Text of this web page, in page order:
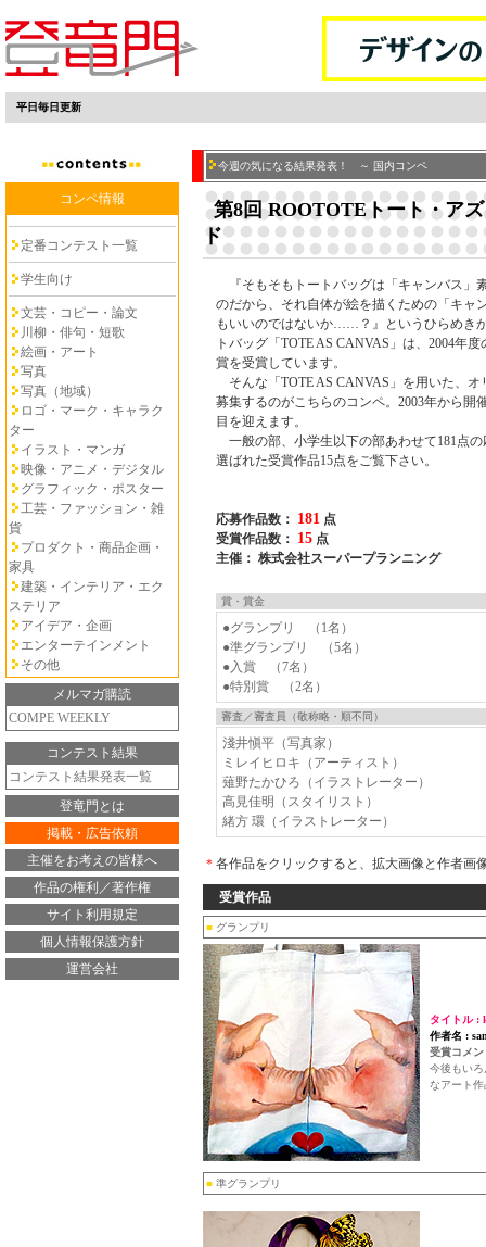
平日毎日更新
今週の気になる結果発表！ ～ 国内コンペ
コンペ情報
定番コンテスト一覧
学生向け
文芸・コピー・論文
川柳・俳句・短歌
絵画・アート
写真
写真（地域）
ロゴ・マーク・キャラク
ター
イラスト・マンガ
映像・アニメ・デジタル
グラフィック・ポスター
工芸・ファッション・雑
貨
プロダクト・商品企画・
家具
建築・インテリア・エク
ステリア
アイデア・企画
エンターテインメント
その他
メルマガ購読
COMPE WEEKLY
コンテスト結果
コンテスト結果発表一覧
登竜門とは
掲載・広告依頼
主催をお考えの皆様へ
作品の権利／著作権
サイト利用規定
個人情報保護方針
運営会社
第8回 ROOTOTEトート・ア
ド
『そもそもトートバッグは「キャンバス」
のだから、それ自体が絵を描くための「キャ
もいいのではないか……？』というひらめき
トバッグ「TOTE AS CANVAS」は、2004年
賞を受賞しています。
そんな「TOTE AS CANVAS」を用いた、オ
募集するのがこちらのコンペ。2003年から開
目を迎えます。
一般の部、小学生以下の部あわせて181点
選ばれた受賞作品15点をご覧下さい。
応募作品数： 181 点
受賞作品数： 15 点
主催： 株式会社スーパープランニング
賞・賞金
●グランプリ （1名）
●準グランプリ （5名）
●入賞 （7名）
●特別賞 （2名）
審査／審査員（敬称略・順不同）
淺井愼平（写真家）
ミレイヒロキ（アーティスト）
薙野たかひろ（イラストレーター）
高見佳明（スタイリスト）
緒方 環（イラストレーター）
＊ 各作品をクリックすると、拡大画像と作者画
受賞作品
■ グランプリ
タイトル :
作者名 :
受賞コメ
今後もい
なアート
■ 準グランプリ